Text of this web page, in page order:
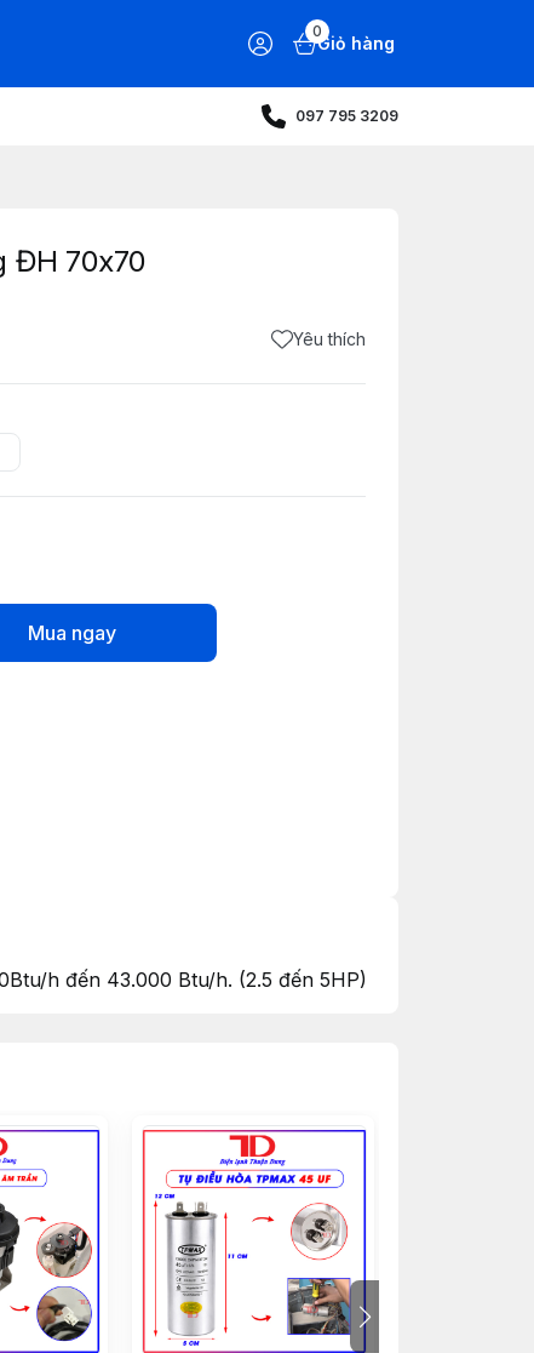
0
Giỏ hàng
097 795 3209
ĐH 70x70
Yêu thích
Mua ngay
h đến 43.000 Btu/h. (2.5 đến 5HP)